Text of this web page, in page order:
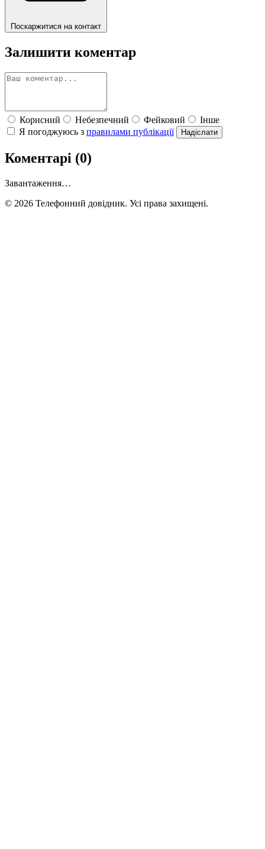
Поскаржитися на контакт
Залишити коментар
Корисний Небезпечний Фейковий
Інше
Я погоджуюсь з правилами публікації Надіслати
Коментарі (0)
Завантаження…
© 2026 Телефонний довідник. Усі права захищені.